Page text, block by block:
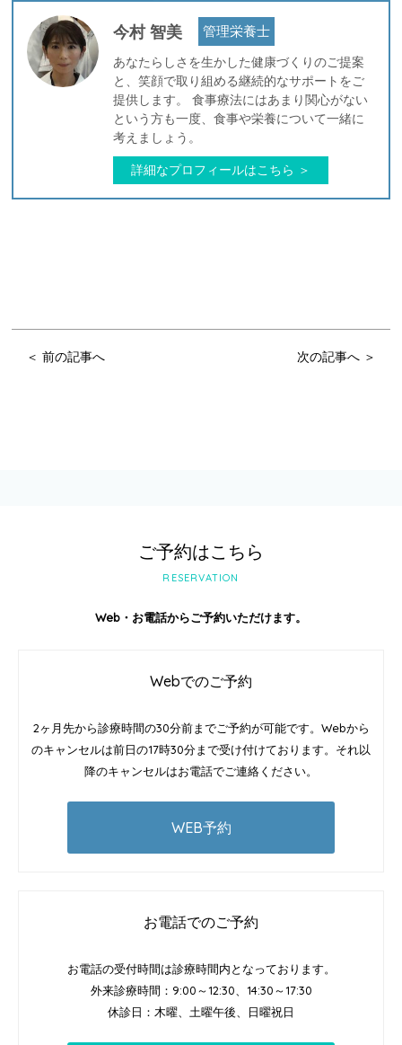
今村 智美 管理栄養士
あなたらしさを生かした健康づくりのご提案
と、笑顔で取り組める継続的なサポートをご
提供します。 食事療法にはあまり関心がない
という方も一度、食事や栄養について一緒に
考えましょう。
詳細なプロフィールはこちら ＞
＜ 前の記事へ 次の記事へ ＞
ご予約はこちら
RESERVATION
Web・お電話からご予約いただけます。
Webでのご予約
2ヶ月先から診療時間の30分前までご予約が可能です。Webから
のキャンセルは前日の17時30分まで受け付けております。それ以
降のキャンセルはお電話でご連絡ください。
WEB予約
お電話でのご予約
お電話の受付時間は診療時間内となっております。
外来診療時間：9:00～12:30、14:30～17:30
休診日：木曜、土曜午後、日曜祝日